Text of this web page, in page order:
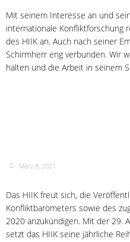
Mit seinem Interesse an und
internationale Konfliktforschung
des HIIK an. Auch nach seiner
Schirmherr eng verbunden. Wir
halten und die Arbeit in seinem
März 8, 2021
Das HIIK freut sich, die
Konfliktbarometers sowie des
2020 anzukündigen. Mit der 29.
setzt das HIIK seine jährliche